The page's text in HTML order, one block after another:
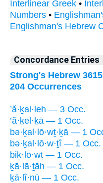
Interlinear Greek •
Numbers •
Englishman's Hebrew
Concordance Entries
Strong's Hebrew 3615
204 Occurrences
’ă·ḵal·leh — 3 Occ.
’ă·ḵel·ḵā — 1 Occ.
bə·ḵal·lō·wṯ·ḵā — 1
bə·ḵal·lō·w·ṯî — 1 Occ.
biḵ·lō·wṯ — 1 Occ.
ḵā·lā·ṯāh — 1 Occ.
ḵā·lî·nū — 1 Occ.